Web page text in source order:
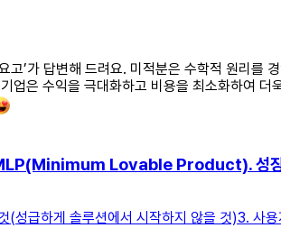
고’가 답변해 드려요. 미적분은 수학적 원리를
업은 수익을 극대화하고 비용을 최소화하여
Lovable Product). 성장
(성급하게 솔루션에서 시작하지 않을 것)3. 사